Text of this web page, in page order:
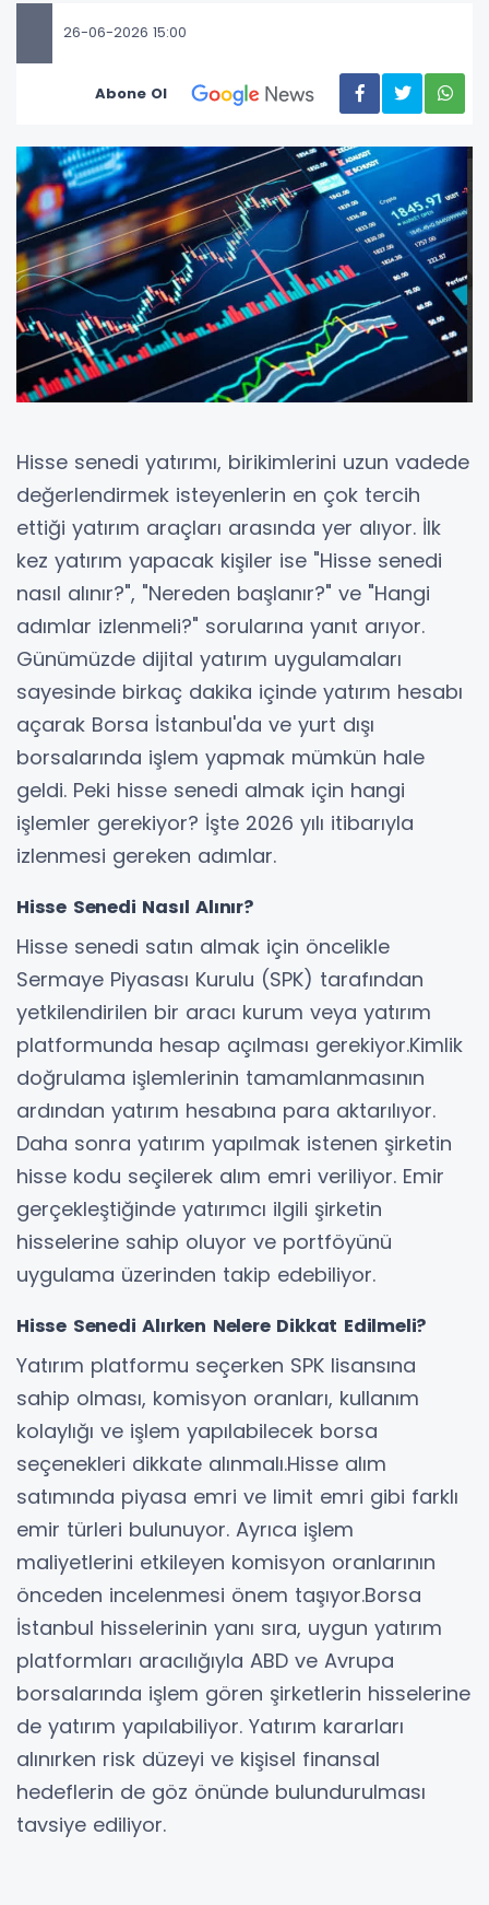
26-06-2026 15:00
Abone Ol
Hisse senedi yatırımı, birikimlerini uzun vadede
değerlendirmek isteyenlerin en çok tercih
ettiği yatırım araçları arasında yer alıyor. İlk
kez yatırım yapacak kişiler ise "Hisse senedi
nasıl alınır?", "Nereden başlanır?" ve "Hangi
adımlar izlenmeli?" sorularına yanıt arıyor.
Günümüzde dijital yatırım uygulamaları
sayesinde birkaç dakika içinde yatırım hesabı
açarak Borsa İstanbul'da ve yurt dışı
borsalarında işlem yapmak mümkün hale
geldi. Peki hisse senedi almak için hangi
işlemler gerekiyor? İşte 2026 yılı itibarıyla
izlenmesi gereken adımlar.
Hisse Senedi Nasıl Alınır?
Hisse senedi satın almak için öncelikle
Sermaye Piyasası Kurulu (SPK) tarafından
yetkilendirilen bir aracı kurum veya yatırım
platformunda hesap açılması gerekiyor.Kimlik
doğrulama işlemlerinin tamamlanmasının
ardından yatırım hesabına para aktarılıyor.
Daha sonra yatırım yapılmak istenen şirketin
hisse kodu seçilerek alım emri veriliyor. Emir
gerçekleştiğinde yatırımcı ilgili şirketin
hisselerine sahip oluyor ve portföyünü
uygulama üzerinden takip edebiliyor.
Hisse Senedi Alırken Nelere Dikkat Edilmeli?
Yatırım platformu seçerken SPK lisansına
sahip olması, komisyon oranları, kullanım
kolaylığı ve işlem yapılabilecek borsa
seçenekleri dikkate alınmalı.Hisse alım
satımında piyasa emri ve limit emri gibi farklı
emir türleri bulunuyor. Ayrıca işlem
maliyetlerini etkileyen komisyon oranlarının
önceden incelenmesi önem taşıyor.Borsa
İstanbul hisselerinin yanı sıra, uygun yatırım
platformları aracılığıyla ABD ve Avrupa
borsalarında işlem gören şirketlerin hisselerine
de yatırım yapılabiliyor. Yatırım kararları
alınırken risk düzeyi ve kişisel finansal
hedeflerin de göz önünde bulundurulması
tavsiye ediliyor.